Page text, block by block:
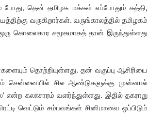
போது, தென் தமிழக மக்கள் எப்போதும் கத்தி,
வருகிறார்கள். வருங்காலத்தில் தமிழகம்
கொலைகார சமூகமாகத் தான் இருந்துள்ளது
தொற்றியுள்ளது. தன் வகுப்பு ஆசிரியை
சென்னையில் சில ஆண்டுகளுக்கு முன்னால்
என்ற கலாசாரம் வளர்ந்துள்ளது. இதில் தகராறு
வெட்டும் சம்பவங்கள் சினிமாவை ஒப்பிடும்